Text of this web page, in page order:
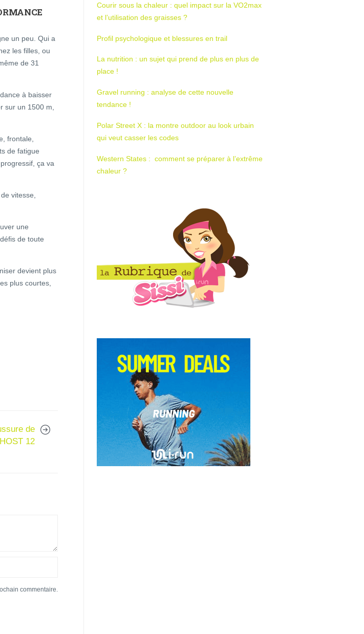
un peu. Qui a
les filles, ou
de 31
à baisser
sur un 1500 m,
frontale,
de fatigue
ça va
vitesse,
une
de toute
devient plus
plus courtes,
de
12
commentaire.
Courir sous la chaleur : quel impact sur la VO2max
et l’utilisation des graisses ?
Profil psychologique et blessures en trail
La nutrition : un sujet qui prend de plus en plus de
place !
Gravel running : analyse de cette nouvelle
tendance !
Polar Street X : la montre outdoor au look urbain
qui veut casser les codes
Western States : comment se préparer à l’extrême
chaleur ?